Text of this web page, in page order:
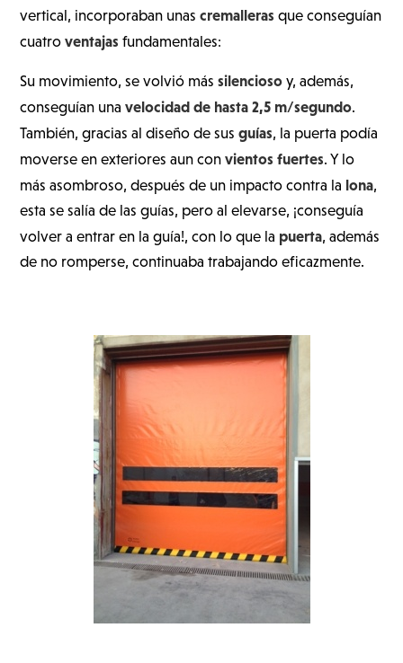
vertical, incorporaban unascremalleras que conseguían
cuatroventajasfundamentales:
Su movimiento, se volvió mássilencioso y, además,
conseguían unavelocidad de hasta 2,5 m/segundo.
También, gracias al diseño de susguías, la puerta podía
moverse en exteriores aun convientos fuertes. Y lo
más asombroso, después de un impacto contra la lona,
esta se salía de las guías, pero al elevarse, ¡conseguía
volver a entrar en la guía!, con lo que la puerta, además
de no romperse, continuaba trabajando eficazmente.